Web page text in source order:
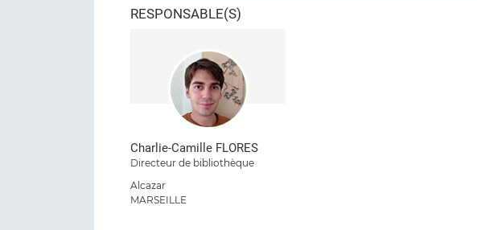
RESPONSABLE(S)
Charlie-Camille FLORES
Directeur de bibliothèque
Alcazar
MARSEILLE